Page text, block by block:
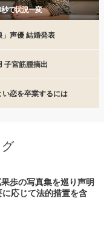
で状況一変
」声優 結婚発表
子宮筋腫摘出
い恋を卒業するには
歩の写真集を巡り声明
応じて法的措置を含